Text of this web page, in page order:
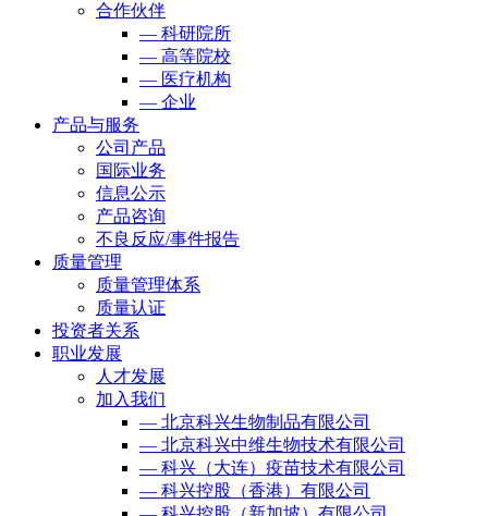
合作伙伴
— 科研院所
— 高等院校
— 医疗机构
— 企业
产品与服务
公司产品
国际业务
信息公示
产品咨询
不良反应/事件报告
质量管理
质量管理体系
质量认证
投资者关系
职业发展
人才发展
加入我们
— 北京科兴生物制品有限公司
— 北京科兴中维生物技术有限公司
— 科兴（大连）疫苗技术有限公司
— 科兴控股（香港）有限公司